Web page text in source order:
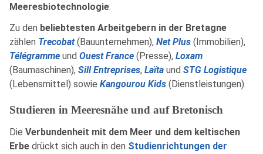
Meeresbiotechnologie.
Zu den beliebtesten Arbeitgebern in der Bretagne
zählen Trecobat(Bauunternehmen), Net Plus (Immobilien),
Télégramme und Ouest France (Presse), Loxam
(Baumaschinen), Sill Entreprises, Laïta und STG Logistique
(Lebensmittel) sowie Kangourou Kids (Dienstleistungen).
Studieren in Meeresnähe und auf Bretonisch
Die Verbundenheit mit dem Meer und dem keltischen
Erbe drückt sich auch in den Studienrichtungen der